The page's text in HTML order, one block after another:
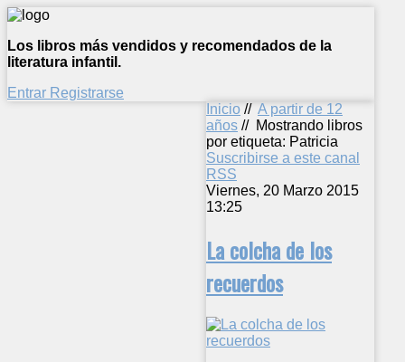
Los libros más vendidos y recomendados de la
literatura infantil.
Entrar Registrarse
Inicio // A partir de 12
años // Mostrando libros
por etiqueta: Patricia
Suscribirse a este canal
RSS
Viernes, 20 Marzo 2015
13:25
La colcha de los
recuerdos